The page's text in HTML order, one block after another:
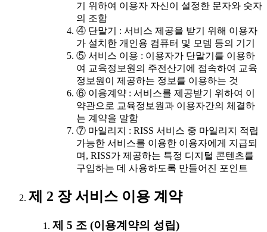
기 위하여 이용자 자신이 설정한 문자와 숫자
의 조합
④ 단말기 : 서비스 제공을 받기 위해 이용자
가 설치한 개인용 컴퓨터 및 모뎀 등의 기기
⑤ 서비스 이용 : 이용자가 단말기를 이용하
여 교육정보원의 주전산기에 접속하여 교육
정보원이 제공하는 정보를 이용하는 것
⑥ 이용계약 : 서비스를 제공받기 위하여 이
약관으로 교육정보원과 이용자간의 체결하
는 계약을 말함
⑦ 마일리지 : RISS 서비스 중 마일리지 적립
가능한 서비스를 이용한 이용자에게 지급되
며, RISS가 제공하는 특정 디지털 콘텐츠를
구입하는 데 사용하도록 만들어진 포인트
제 2 장 서비스 이용 계약
제 5 조 (이용계약의 성립)